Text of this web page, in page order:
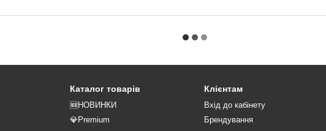
Каталог товарів
🆕НОВИНКИ
💎Premium
Клієнтам
Вхід до кабінету
Брендування